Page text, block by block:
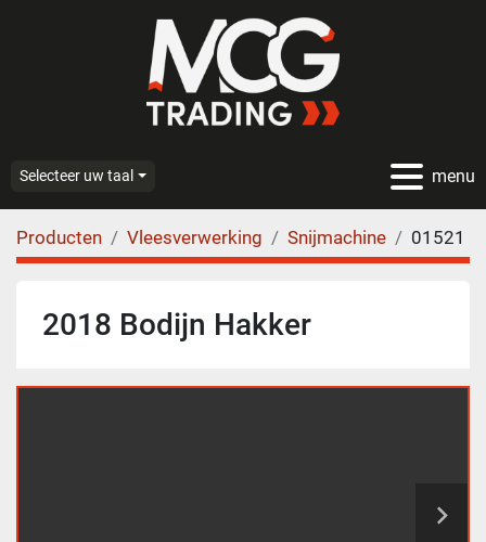
menu
Selecteer uw taal
Producten Vleesverwerking Snijmachine 01521
2018 Bodijn Hakker